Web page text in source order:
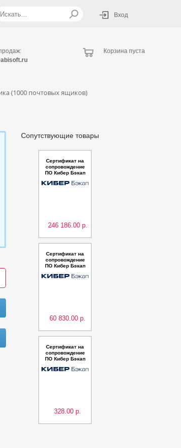
Вход
Корзина пуста
(1000 почтовых ящиков)
Сопутствующие товары
Сертификат на
сопровождение
ПО Кибер Бэкап
дакция для плат
246 186.00 р.
Сертификат на
сопровождение
ПО Кибер Бэкап
дакция для почт
60 830.00 р.
Сертификат на
сопровождение
ПО Кибер Бэкап
дакция для почт
328.00 р.